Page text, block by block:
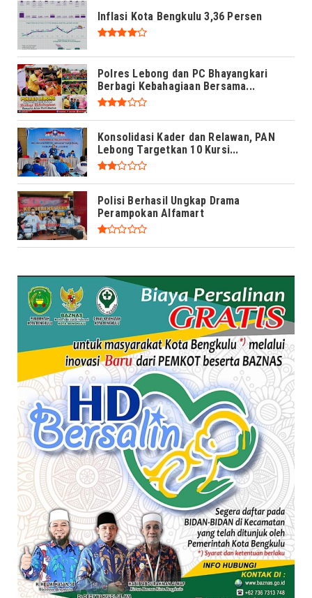
Inflasi Kota Bengkulu 3,36 Persen
Polres Lebong dan PC Bhayangkari
Berbagi Kebahagiaan Bersama...
Konsolidasi Kader dan Relawan, PAN
Lebong Targetkan 10 Kursi...
Polisi Berhasil Ungkap Drama
Perampokan Alfamart